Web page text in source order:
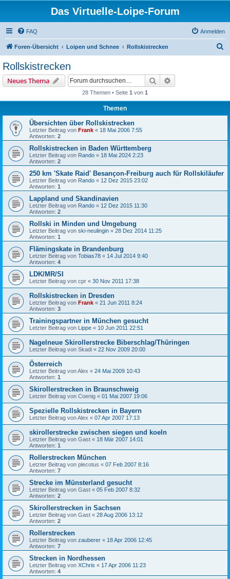
Das Virtuelle-Loipe-Forum
FAQ Anmelden
Foren-Übersicht Loipen und Schnee Rollskistrecken
Rollskistrecken
Neues Thema Suche
28 Themen • Seite 1 von 1
Themen
Übersichten über Rollskistrecken
Letzter Beitrag von Frank « 18 Mai 2006 7:55
Antworten: 2
Rollskistrecken in Baden Württemberg
Letzter Beitrag von Rando « 18 Mai 2024 2:23
Antworten: 2
250 km 'Skate Raid' Besançon-Freiburg auch für Rollskiläufer
Letzter Beitrag von Rando « 12 Dez 2015 23:02
Antworten: 1
Lappland und Skandinavien
Letzter Beitrag von Rando « 12 Dez 2015 11:30
Antworten: 2
Rollski in Minden und Umgebung
Letzter Beitrag von ski-neulingin « 28 Dez 2014 11:25
Antworten: 1
Flämingskate in Brandenburg
Letzter Beitrag von Tobias78 « 14 Jul 2014 9:40
Antworten: 4
LDK/MR/SI
Letzter Beitrag von cpr « 30 Nov 2011 17:38
Rollskistrecken in Dresden
Letzter Beitrag von Frank « 21 Jun 2011 8:24
Antworten: 3
Trainingspartner in München gesucht
Letzter Beitrag von Lippe « 10 Jun 2011 22:51
Nagelneue Skirollerstrecke Biberschlag/Thüringen
Letzter Beitrag von Skadi « 22 Nov 2009 20:00
Österreich
Letzter Beitrag vonAlex « 24 Mai 2009 10:43
Antworten: 1
Skirollerstrecken in Braunschweig
Letzter Beitrag von Coenig « 01 Mai 2007 19:06
Spezielle Rollskistrecken in Bayern
Letzter Beitrag vonAlex « 07 Apr 2007 17:13
skirollerstrecke zwischen siegen und koeln
Letzter Beitrag von Gast « 18 Mär 2007 14:01
Antworten: 1
Rollerstrecken München
Letzter Beitrag von plecotus « 07 Feb 2007 8:16
Antworten: 7
Strecke im Münsterland gesucht
Letzter Beitrag von Gast « 05 Feb 2007 8:32
Antworten: 2
Skirollerstrecken in Sachsen
Letzter Beitrag von Gast « 28 Aug 2006 13:12
Antworten: 2
Rollerstrecken
Letzter Beitrag von zauberer « 18 Apr 2006 12:45
Antworten: 7
Strecken in Nordhessen
Letzter Beitrag von XChris « 17 Apr 2006 11:23
Antworten: 4